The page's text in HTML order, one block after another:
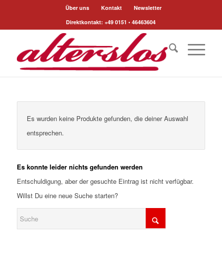
Über uns Kontakt
Newsletter
Direktkontakt: +49 0151 • 46463604
Es wurden keine Produkte gefunden, die deiner Auswahl
entsprechen.
Es konnte leider nichts gefunden werden
Entschuldigung, aber der gesuchte Eintrag ist nicht verfügbar.
Willst Du eine neue Suche starten?